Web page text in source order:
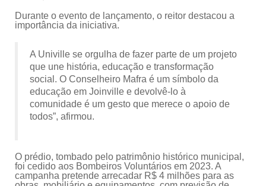
Durante o evento de lançamento, o reitor destacou a
importância da iniciativa.
A Univille se orgulha de fazer parte de um projeto
que une história, educação e transformação
social. O Conselheiro Mafra é um símbolo da
educação em Joinville e devolvê-lo à
comunidade é um gesto que merece o apoio de
todos”, afirmou.
O prédio, tombado pelo patrimônio histórico municipal,
foi cedido aos Bombeiros Voluntários em 2023. A
campanha pretende arrecadar R$ 4 milhões para as